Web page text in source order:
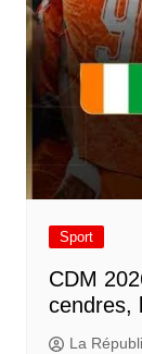
Sport
CDM
cendres,
La